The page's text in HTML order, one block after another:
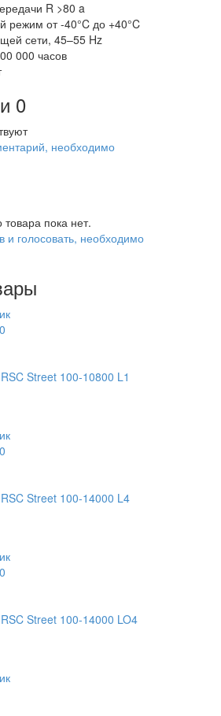
R >80 a
режим от -40°C до +40°C
сети, 45–55 Hz
000 часов
0
необходимо
пока нет.
и голосовать, необходимо
Street 100-10800 L1
Street 100-14000 L4
Street 100-14000 LO4